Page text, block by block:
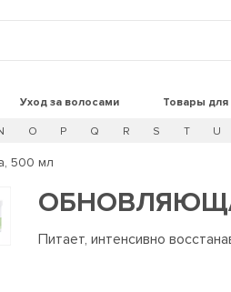
Уход за волосами Товары для
O P Q R S T U
500 мл
Питает, интенсивно